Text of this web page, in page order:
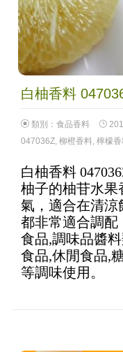
白柚香料
類別： 食品香料
047036Z, 柳橙香料, 檸檬香
白柚香料
柚子的柚苷水果
氣，適合在清涼
都非常適合調配
食品,調味品醬
食品,休閒食品,
等調味使用。